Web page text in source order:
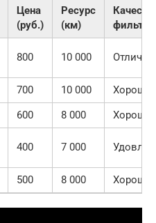
Цена
(руб.)
Ресурс
(км)
800 10 000
700 10 000
Хорошее
600 8 000 Хорошее
400 7 000
500 8 000 Хорошее